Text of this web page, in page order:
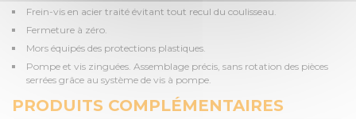
Frein-vis en acier traité évitant tout recul du coulisseau.
Fermeture à zéro.
Mors équipés des protections plastiques.
Pompe et vis zinguées. Assemblage précis, sans rotation des pièces
serrées grâce au système de vis à pompe.
PRODUITS COMPLÉMENTAIRES